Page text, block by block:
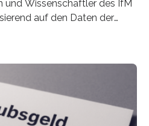
und Wissenschaftler des IfM
auf den Daten der
Gründungen von
man nur die Gründungen
Leipzig an der Spitze. In
meisten Personen in eine
dahinter folgten die